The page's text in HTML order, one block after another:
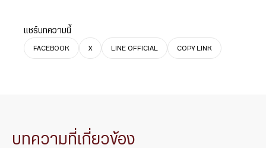
แชร์บทความนี้
FACEBOOK X LINE OFFICIAL COPY LINK
บทความที่เกี่ยวข้อง